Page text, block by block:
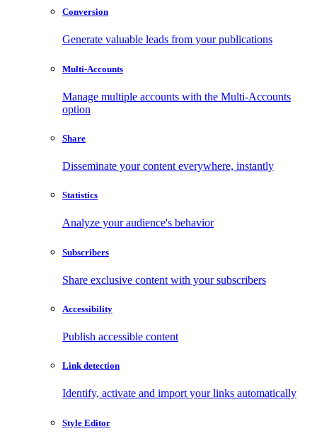
Conversion
Generate valuable leads from your publications
Multi-Accounts
Manage multiple accounts with the Multi-Accounts
option
Share
Disseminate your content everywhere, instantly
Statistics
Analyze your audience's behavior
Subscribers
Share exclusive content with your subscribers
Accessibility
Publish accessible content
Link detection
Identify, activate and import your links automatically
Style Editor